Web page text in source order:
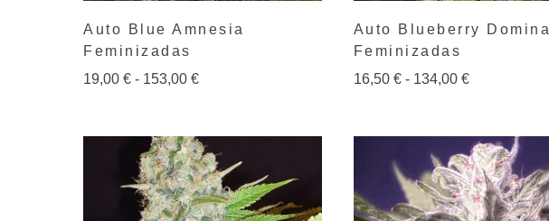
Auto Blue Amnesia
Feminizadas
19,00 € - 153,00 €
Auto Blueberry Domina
Feminizadas
16,50 € - 134,00 €